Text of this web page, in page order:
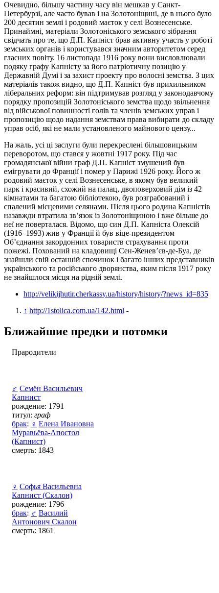
Очевидно, більшу частину часу він мешкав у Санкт-
Петербурзі, але часто бував і на Золотоніщині, де в нього було
200 десятин землі і родовий маєток у селі Вознесенське.
Принаймні, матеріали Золотоніського земського зібрання
свідчать про те, що Д.П. Капніст брав активну участь у роботі
земських органів і користувався значним авторитетом серед
гласних повіту. 16 листопада 1916 року вони висловлювали
подяку графу Капністу за його патріотичну позицію у
Державній Думі і за захист проекту про волосні земства. З цих
матеріалів також видно, що Д.П. Капніст був прихильником
ліберальних реформ: він підтримував розгляд у законодавчому
порядку пропозицій Золотоніського земства щодо звільнення
від військової повинності голів та членів земських управ і
пропозицію щодо надання земствам права вибирати до складу
управ осіб, які не мали установленого майнового цензу...
На жаль, усі ці заслуги були перекреслені більшовицьким
переворотом, що стався у жовтні 1917 року. Під час
громадянської війни граф Д.П. Капніст змушений був
емігрувати до Франції і помер у Парижі 1926 року. Його ж
родовий маєток у селі Вознесенське, в якому був великий
парк і красивий, схожий на палац, двоповерховий дім із 42
кімнатами та багатою бібліотекою, був розграбований і
спалений місцевими селянами. Після цього родина Капністів
назавжди втратила зв’язок із Золотоніщиною і вже більше до
неї не поверталася. Відомо, що син Д.П. Капніста Олексій
(1916–1993) жив у Франції й був віце-президентом
Об’єднання закордонних товариств страхування проти
пожежі. Похований на кладовищі Сен-Женев’єв-де-Буа, де
знайшли свій останній спочинок і багато інших представників
українського та російського дворянства, яким після 1917 року
не знайшлося місця на рідній землі.
http://velikijhutir.cherkassy.ua/history/history/?news_id=835
↑ http://1stolica.com.ua/142.html -
Ближайшие предки и потомки
Прародители
♂ Семён Васильевич
Капнист
рождение: 1791
титул: граф
брак: ♀ Елена Ивановна
Муравьёва-Апостол
(Капнист)
смерть: 1843
♀ Софья Васильевна
Капнист (Скалон)
рождение: 1796
брак: ♂ Василий
Антонович Скалон
смерть: 1861